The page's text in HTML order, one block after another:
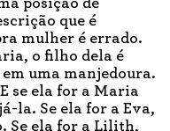
posição de
que é
mulher é errado.
o filho dela é
uma manjedoura.
se ela for a Maria
la. Se ela for a Eva,
Se ela for a Lilith,